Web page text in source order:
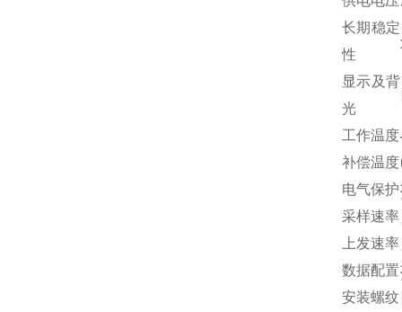
长期稳定
性
显示及背
光
工作温度
补偿温度
电气保护
采样速率
上发速率
数据配置
安装螺纹